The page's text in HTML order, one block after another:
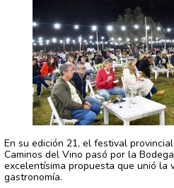
En su edición 21, el festival
Caminos del Vino pasó por la
excelentísima propuesta que unió la
gastronomía.